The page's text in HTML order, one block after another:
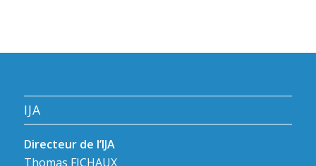
IJA
Directeur de l’IJA
Thomas FICHAUX